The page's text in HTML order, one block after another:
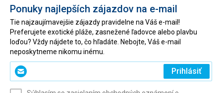
Ponuky najlepších zájazdov na e-mail
Tie najzaujímavejšie zájazdy pravidelne na Váš e-mail!
Preferujete exotické pláže, zasnežené ľadovce alebo plavbu
loďou? Vždy nájdete to, čo hľadáte. Nebojte, Váš e-mail
neposkytneme nikomu inému.
Zadajte
svoj
Prihlásiť